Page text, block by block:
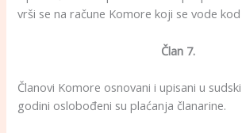
vrši se na račune Komore koji se vode
Član 7.
Članovi Komore osnovani i upisani u
godini oslobođeni su plaćanja članarine.